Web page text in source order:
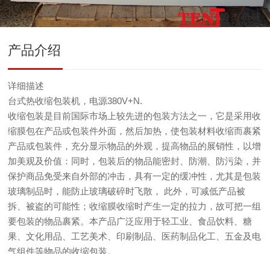
产品介绍
详细描述
台式热收缩包装机，电源380V+N.
收缩包装是目前国际市场上较先进的包装方法之一，它是采用收
缩膜包在产品或包装件外面，然后加热，使包装材料收缩而裹紧
产品或包装件，充分显示物品的外观，提高物品的展销性，以增
加美观及价值：同时，包装后的物品能密封、防潮、防污染，并
保护商品免受来自外部的冲击，具有一定的缓冲性，尤其是包装
玻璃制品时，能防止玻璃破碎时飞散， 此外，可减低产品被
拆、被盗的可能性；收缩膜收缩时产生一定的拉力，故可把一组
要包装的物品裹紧。本产品广泛应用于轻工业、食品饮料、糖
果、文化用品、工艺美术、印刷制品、医药制品化工、五金及电
气组件等物品的收缩包装。